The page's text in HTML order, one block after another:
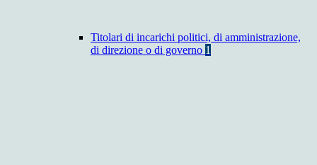
Titolari di incarichi politici, di amministrazione,
di direzione o di governo 1